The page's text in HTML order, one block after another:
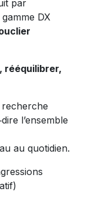
par
DX
rééquilibrer,
recherche
l’ensemble
au quotidien.